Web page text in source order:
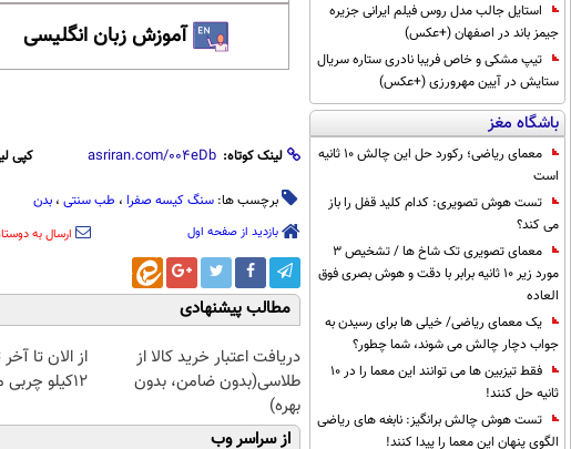
استایل جالب مدل روس فیلم ایرانی جزیره
جیمز باند در اصفهان (+عکس)
تیپ مشکی و خاص فریبا نادری ستاره سریال
ستایش در آیین مهرورزی (+عکس)
باشگاه مغز
معمای ریاضی؛ رکورد حل این چالش 10 ثانیه
است
تست هوش تصویری: کدام کلید قفل را باز
می کند؟
معمای تصویری تک شاخ ها / تشخیص 3
مورد زیر 10 ثانیه برابر با دقت و هوش بصری فوق
العاده
یک معمای ریاضی/ خیلی ها برای رسیدن به
جواب دچار چالش می شوند، شما چطور؟
فقط تیزبین ها می توانند این معما را در 10
ثانیه حل کنند!
تست هوش چالش برانگیز: نابغه های ریاضی
الگوی پنهان این معما را پیدا کنند!
آموزش زبان انگلیسی
لینک کوتاه: کپی
برچسب ها: سنگ کیسه صفرا ، طب سنتی ، بدن
بازدید از صفحه اول ارسال به
مطالب پیشنهادی
دریافت اعتبار خرید کالا از
طلاسی(بدون ضامن، بدون
بهره)
از الان تا
12کیلو چربی میسوزونی🧨
از سراسر وب